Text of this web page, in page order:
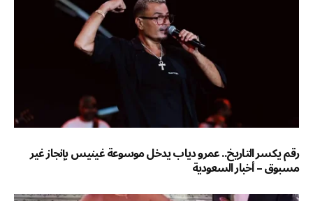
رقم يكسر التاريخ.. عمرو دياب يدخل موسوعة غينيس بإنجاز غير
مسبوق – أخبار السعودية